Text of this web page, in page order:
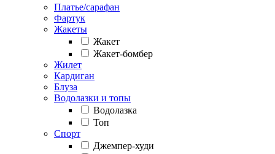
Платье/сарафан
Фартук
Жакеты
Жакет
Жакет-бомбер
Жилет
Кардиган
Блуза
Водолазки и топы
Водолазка
Топ
Спорт
Джемпер-худи